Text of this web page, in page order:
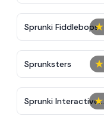
★
Sprunki Fiddlebops
★
Sprunksters
★
Sprunki Interactive
Tunner